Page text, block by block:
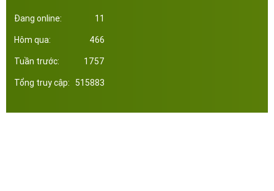
Đang online: 11
Hôm qua: 466
Tuần trước: 1757
Tổng truy cập: 515883